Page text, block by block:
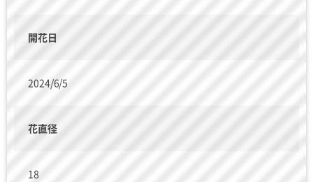
開花日
2024/6/5
花直径
18